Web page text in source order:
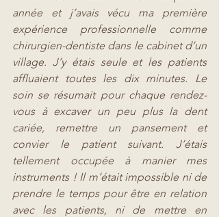
année et j’avais vécu ma première
expérience professionnelle comme
chirurgien-dentiste dans le cabinet d’un
village. J’y étais seule et les patients
affluaient toutes les dix minutes. Le
soin se résumait pour chaque rendez-
vous à excaver un peu plus la dent
cariée, remettre un pansement et
convier le patient suivant. J’étais
tellement occupée à manier mes
instruments ! Il m’était impossible ni de
prendre le temps pour être en relation
avec les patients, ni de mettre en